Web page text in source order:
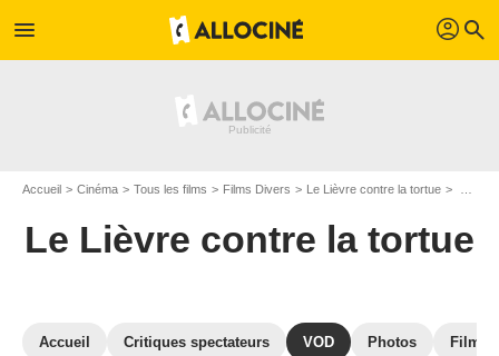
menu profil search
Accueil Cinéma Tous les films Films Divers Le Lièvre contre la tortue
Le Lièvre contre la tortue
Accueil Critiques spectateurs VOD Photos Films